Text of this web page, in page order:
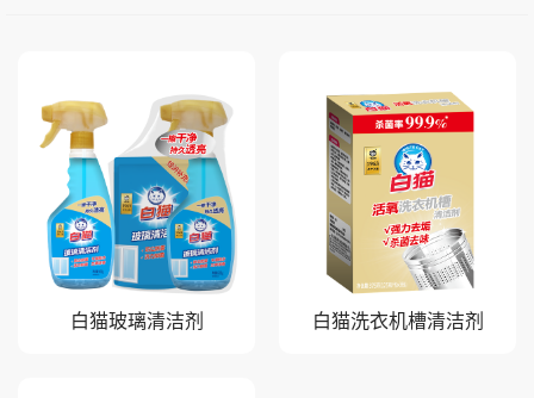
白猫玻璃清洁剂 白猫洗衣机槽清洁剂